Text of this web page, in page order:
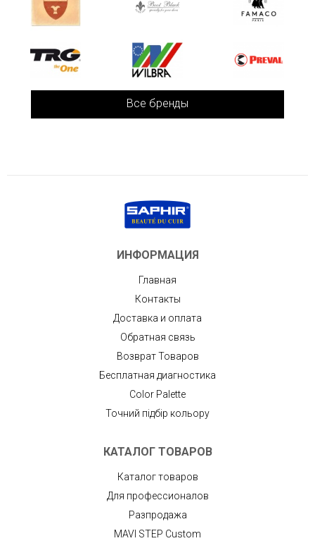
Все бренды
ИНФОРМАЦИЯ
Главная
Контакты
Доставка и оплата
Обратная связь
Возврат Товаров
Бесплатная диагностика
Color Palette
Точний підбір кольору
КАТАЛОГ ТОВАРОВ
Каталог товаров
Для профессионалов
Разпродажа
MAVI STEP Custom